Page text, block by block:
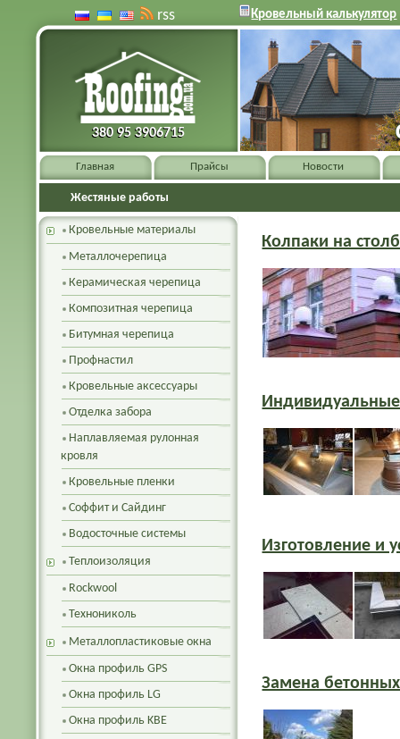
380 95 3906715
380 95 3906715
Главная Прайсы Новости
Жестяные работы
Колпаки на
Изготовление и
Замена
Кровельные материалы
Металлочерепица
Керамическая черепица
Композитная черепица
Битумная черепица
Профнастил
Кровельные аксессуары
Отделка забора
Наплавляемая рулонная
кровля
Кровельные пленки
Соффит и Сайдинг
Водосточные системы
Теплоизоляция
Rockwool
Технониколь
Металлопластиковые окна
Окна профиль GPS
Окна профиль LG
Окна профиль KBE
rss Кровельный калькулятор